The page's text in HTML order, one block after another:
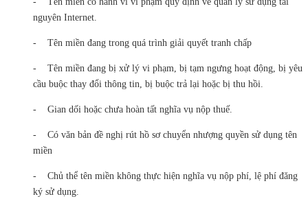
nguyên Internet.
- Tên miền đang trong quá trình giải quyết tranh chấp
- Tên miền đang bị xử lý vi phạm, bị tạm ngưng hoạt động, bị yêu
cầu buộc thay đổi thông tin, bị buộc trả lại hoặc bị thu hồi.
- Gian dối hoặc chưa hoàn tất nghĩa vụ nộp thuế.
- Có văn bản đề nghị rút hồ sơ chuyển nhượng quyền sử dụng tên
miền
- Chủ thể tên miền không thực hiện nghĩa vụ nộp phí, lệ phí đăng
ký sử dụng.